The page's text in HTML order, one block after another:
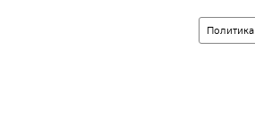
Политика